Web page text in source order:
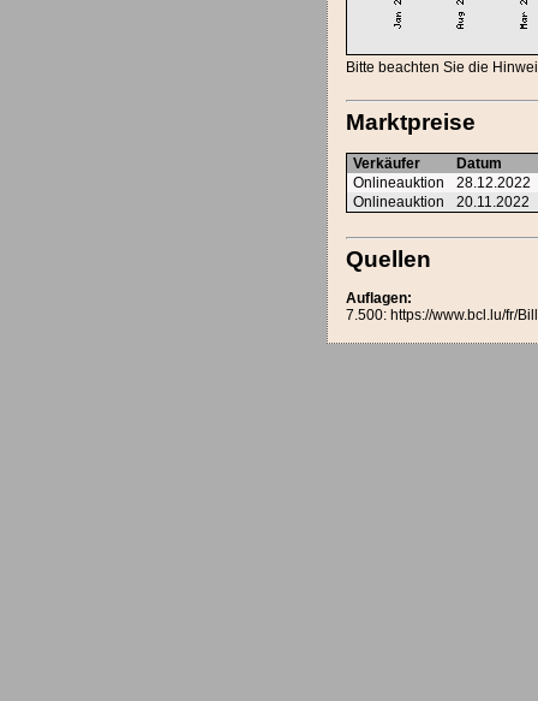
Bitte beachten Sie die
Marktpreise
Verkäufer
Datum
Onlineauktion
28.12.2022
Onlineauktion
20.11.2022
Quellen
Auflagen:
7.500: https://www.bcl.lu/fr/